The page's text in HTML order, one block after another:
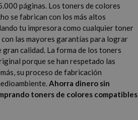
páginas. Los toners de colores
se fabrican con los más altos
tu impresora como cualquier toner
las mayores garantías para lograr
calidad. La forma de los toners
porque se han respetado las
su proceso de fabricación
Ahorra dinero sin
toners de colores compatibles